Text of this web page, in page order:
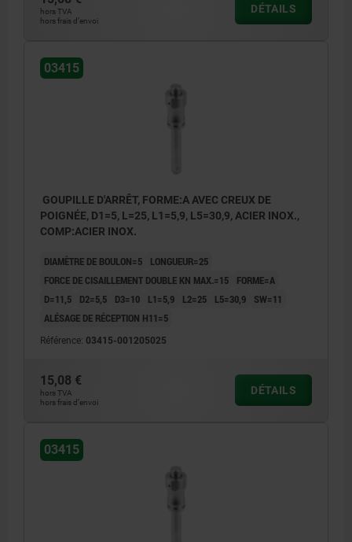
hors TVA
hors frais d’envoi
DÉTAILS
03415
GOUPILLE D'ARRÊT, FORME:A AVEC CREUX DE
POIGNÉE, D1=5, L=25, L1=5,9, L5=30,9, ACIER INOX.,
COMP:ACIER INOX.
DIAMÈTRE DE BOULON=5
LONGUEUR=25
FORCE DE CISAILLEMENT DOUBLE KN MAX.=15
FORME=A
D=11,5
D2=5,5 D3=10 L1=5,9 L2=25 L5=30,9
SW=11
ALÉSAGE DE RÉCEPTION H11=5
Référence: 03415-001205025
15,08 €
hors TVA
hors frais d’envoi
DÉTAILS
03415